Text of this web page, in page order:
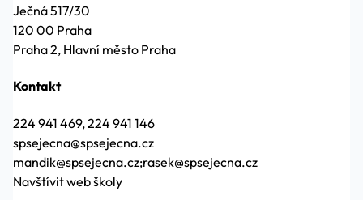
Ječná 517/30
120 00 Praha
Praha 2, Hlavní město Praha
Kontakt
224 941 469, 224 941 146
spsejecna@spsejecna.cz
mandik@spsejecna.cz;rasek@spsejecna.cz
Navštívit web školy